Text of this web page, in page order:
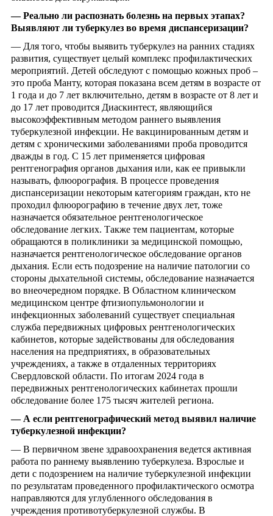
—Реально ли распознать болезнь на первых этапах?
Выявляют ли туберкулез во время диспансеризации?
— Для того, чтобы выявить туберкулез на ранних стадиях
развития, существует целый комплекс профилактических
мероприятий. Детей обследуют с помощью кожных проб –
это проба Манту, которая показана всем детям в возрасте от
1 года и до 7 лет включительно, детям в возрасте от 8 лет и
до 17 лет проводится Диаскинтест, являющийся
высокоэффективным методом раннего выявления
туберкулезной инфекции. Не вакцинированным детям и
детям с хроническими заболеваниями проба проводится
дважды в год. С 15 лет применяется цифровая
рентгенография органов дыхания или, как ее привыкли
называть, флюорография. В процессе проведения
диспансеризации некоторым категориям граждан, кто не
проходил флюорографию в течение двух лет, тоже
назначается обязательное рентгенологическое
обследование легких. Также тем пациентам, которые
обращаются в поликлиники за медицинской помощью,
назначается рентгенологическое обследование органов
дыхания. Если есть подозрение на наличие патологии со
стороны дыхательной системы, обследование назначается
во внеочередном порядке. В Областном клиническом
медицинском центре фтизиопульмонологии и
инфекционных заболеваний существует специальная
служба передвижных цифровых рентгенологических
кабинетов, которые задействованы для обследования
населения на предприятиях, в образовательных
учреждениях, а также в отдаленных территориях
Свердловской области. По итогам 2024 года в
передвижных рентгенологических кабинетах прошли
обследование более 175 тысяч жителей региона.
— А если рентгенографический метод выявил наличие
туберкулезной инфекции?
— В первичном звене здравоохранения ведется активная
работа по раннему выявлению туберкулеза. Взрослые и
дети с подозрением на наличие туберкулезной инфекции
по результатам проведенного профилактического осмотра
направляются для углубленного обследования в
учреждения противотуберкулезной службы. В